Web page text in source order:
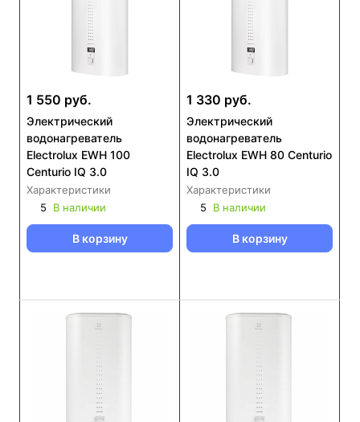
1 550 руб.
Электрический
водонагреватель
Electrolux EWH 100
Centurio IQ 3.0
Характеристики
5
В наличии
В корзину
1 330 руб.
Электрический
водонагреватель
Electrolux EWH 80 Centurio
IQ 3.0
Характеристики
5
В наличии
В корзину